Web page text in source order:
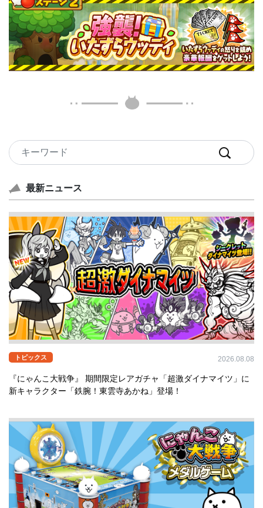
最新ニュース
トピックス 2026.08.08
『にゃんこ大戦争』 期間限定レアガチャ「超激ダイナマイツ」に
新キャラクター「鉄腕！東雲寺あかね」登場！